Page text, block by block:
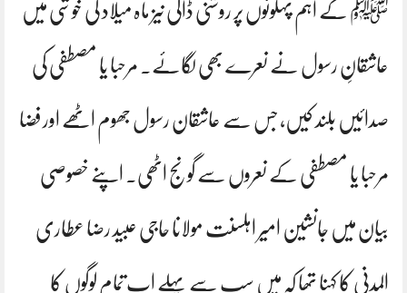
ﷺ کے اہم پہلوئوں پر روشنی ڈالی نیز ماہ میلاد کی خوشی میں
عاشقانِ رسول نے نعرے بھی لگائے۔ مرحبا یا مصطفی کی
صدائیں بلند کیں، جس سے عاشقان رسول جھوم اٹھے اور فضا
مرحبا یا مصطفی کے نعروں سے گونج اٹھی. اپنے خصوصی
بیان میں جانشین امیر اہلسنت مولانا حاجی عبید رضا عطاری
المدنی کا کہنا تھا کہ میں سب سے پہلے اپ تمام لوگوں کا